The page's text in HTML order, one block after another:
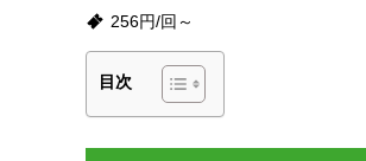
256円/回～
目次